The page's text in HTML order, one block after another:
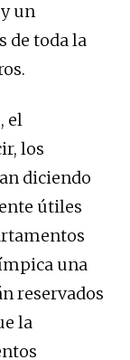
un
de toda la
el
los
diciendo
útiles
una
reservados
la